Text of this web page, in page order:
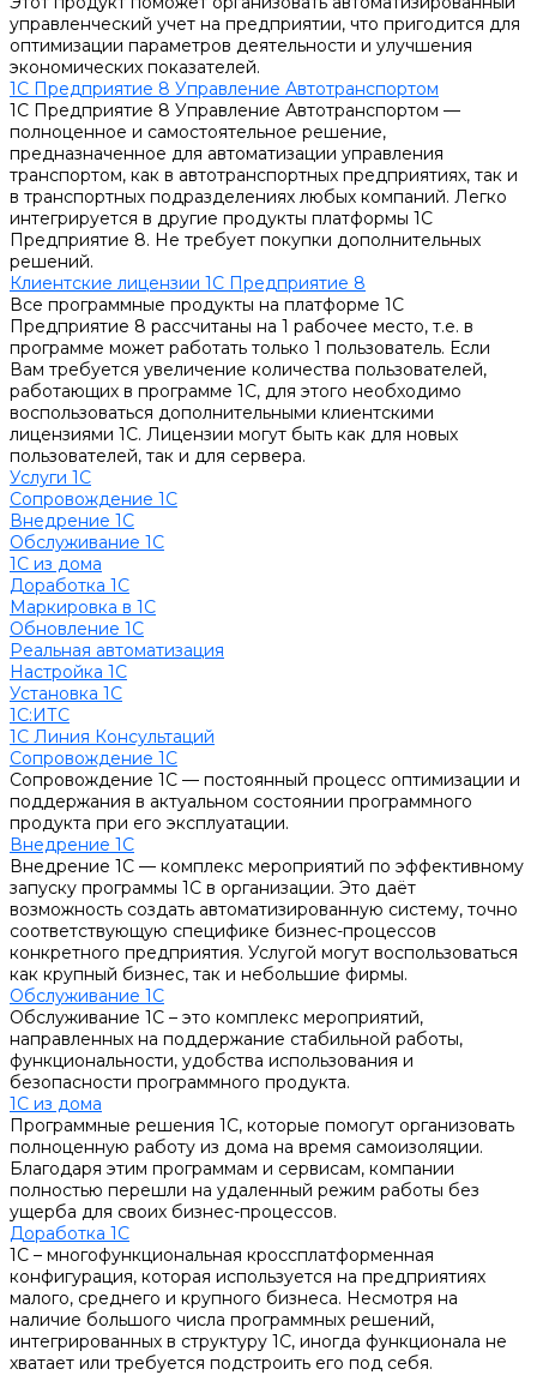
управленческий учет на предприятии, что пригодится для
оптимизации параметров деятельности и улучшения
экономических показателей.
1С Предприятие 8 Управление Автотранспортом
1С Предприятие 8 Управление Автотранспортом —
полноценное и самостоятельное решение,
предназначенное для автоматизации управления
транспортом, как в автотранспортных предприятиях, так и
в транспортных подразделениях любых компаний. Легко
интегрируется в другие продукты платформы 1С
Предприятие 8. Не требует покупки дополнительных
решений.
Клиентские лицензии 1С Предприятие 8
Все программные продукты на платформе 1С
Предприятие 8 рассчитаны на 1 рабочее место, т.е. в
программе может работать только 1 пользователь. Если
Вам требуется увеличение количества пользователей,
работающих в программе 1С, для этого необходимо
воспользоваться дополнительными клиентскими
лицензиями 1С. Лицензии могут быть как для новых
пользователей, так и для сервера.
Услуги 1С
Сопровождение 1С
Внедрение 1С
Обслуживание 1С
1С из дома
Доработка 1С
Маркировка в 1С
Обновление 1С
Реальная автоматизация
Настройка 1С
Установка 1С
1С:ИТС
1С Линия Консультаций
Сопровождение 1С
Сопровождение 1С — постоянный процесс оптимизации и
поддержания в актуальном состоянии программного
продукта при его эксплуатации.
Внедрение 1С
Внедрение 1С — комплекс мероприятий по эффективному
запуску программы 1С в организации. Это даёт
возможность создать автоматизированную систему, точно
соответствующую специфике бизнес-процессов
конкретного предприятия. Услугой могут воспользоваться
как крупный бизнес, так и небольшие фирмы.
Обслуживание 1С
Обслуживание 1С – это комплекс мероприятий,
направленных на поддержание стабильной работы,
функциональности, удобства использования и
безопасности программного продукта.
1С из дома
Программные решения 1С, которые помогут организовать
полноценную работу из дома на время самоизоляции.
Благодаря этим программам и сервисам, компании
полностью перешли на удаленный режим работы без
ущерба для своих бизнес-процессов.
Доработка 1С
1С – многофункциональная кроссплатформенная
конфигурация, которая используется на предприятиях
малого, среднего и крупного бизнеса. Несмотря на
наличие большого числа программных решений,
интегрированных в структуру 1С, иногда функционала не
хватает или требуется подстроить его под себя.